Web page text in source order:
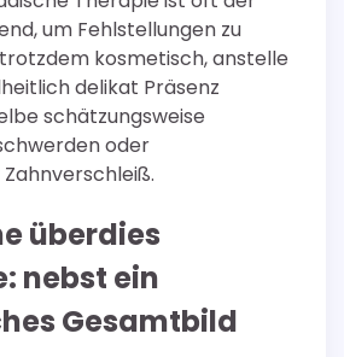
um Fehlstellungen zu
kosmetisch, anstelle
delikat Präsenz
schätzungsweise
oder
überdies
nebst ein
Gesamtbild